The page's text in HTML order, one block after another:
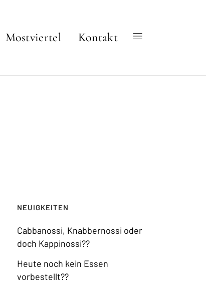
Mostviertel Kontakt
NEUIGKEITEN
Cabbanossi, Knabbernossi oder
doch Kappinossi??
Heute noch kein Essen
vorbestellt??